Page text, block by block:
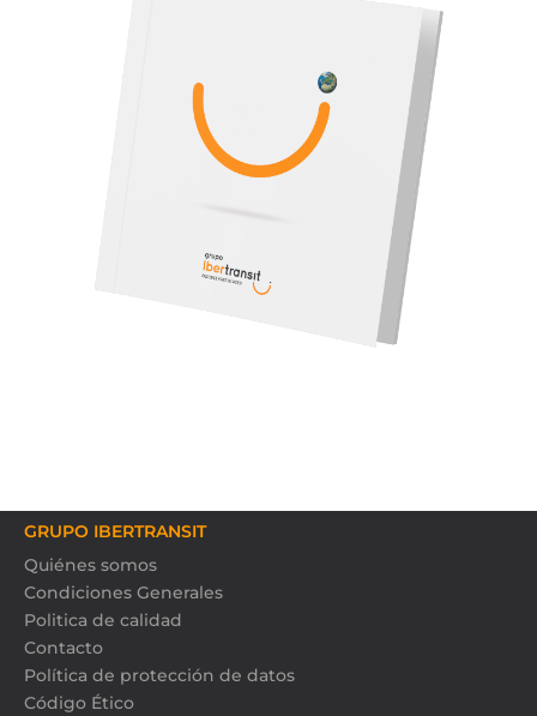
GRUPO IBERTRANSIT
Quiénes somos
Condiciones Generales
Politica de calidad
Contacto
Política de protección de datos
Código Ético